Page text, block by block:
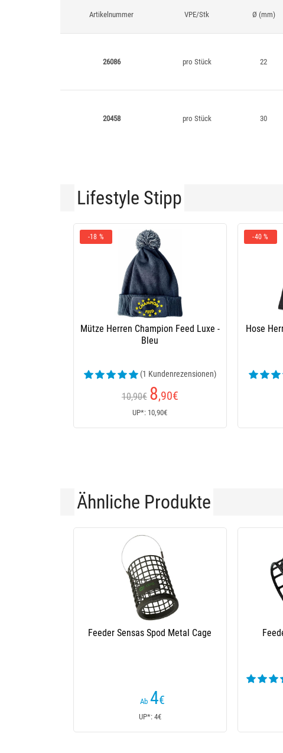
Artikelnummer VPE/Stk Ø (mm)
26086 pro Stück 22
20458 pro Stück 30
Lifestyle Stipp
-18 %
Mütze Herren Champion Feed Luxe -
Bleu
(1 Kundenrezensionen)
10,90€ 8,90€
UP*: 10,90€
-40 %
Hose
Ähnliche Produkte
Feeder Sensas Eds Method Feeder
Ab 3,50
UP*: 3,50€